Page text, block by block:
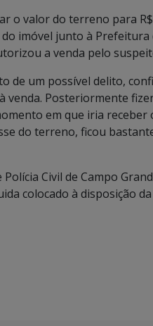
o valor do terreno para
imóvel junto à Prefeitura
a venda pelo
de um possível delito,
venda. Posteriormente
em que iria receber
do terreno, ficou
Civil de Campo
colocado à disposição da